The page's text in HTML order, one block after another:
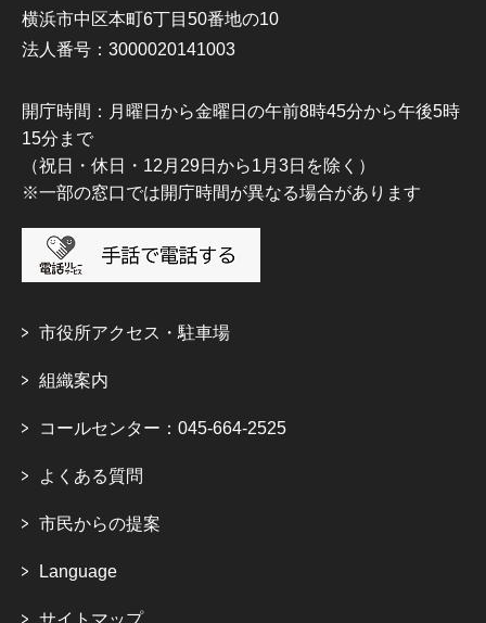
横浜市中区本町6丁目50番地の10
法人番号：3000020141003
開庁時間：月曜日から金曜日の午前8時45分から午後5時
15分まで
（祝日・休日・12月29日から1月3日を除く）
※一部の窓口では開庁時間が異なる場合があります
市役所アクセス・駐車場
組織案内
コールセンター：045-664-2525
よくある質問
市民からの提案
Language